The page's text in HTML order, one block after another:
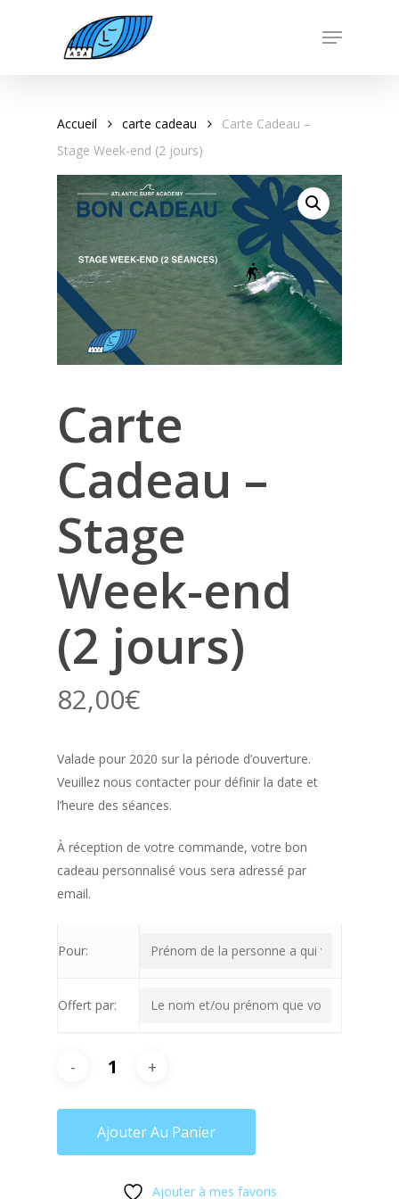
Menu
Accueil carte cadeau
Carte Cadeau –
Stage Week-end (2 jours)
Carte
Cadeau –
Stage
Week-end
(2 jours)
82,00€
Valade pour 2020 sur la période d’ouverture.
Veuillez nous contacter pour définir la date et
l’heure des séances.
À réception de votre commande, votre bon
cadeau personnalisé vous sera adressé par
email.
Pour:
Offert par:
Ajouter Au Panier
Ajouter à mes favoris